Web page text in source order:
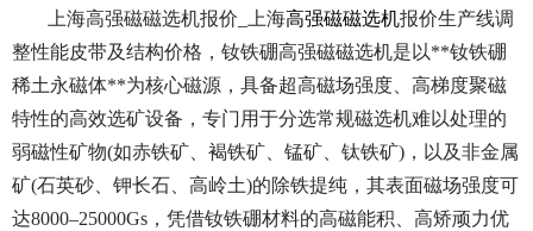
上海高强磁磁选机报价_上海高强磁磁选机报价生产线调
整性能皮带及结构价格，钕铁硼高强磁磁选机是以**钕铁硼
稀土永磁体**为核心磁源，具备超高磁场强度、高梯度聚磁
特性的高效选矿设备，专门用于分选常规磁选机难以处理的
弱磁性矿物(如赤铁矿、褐铁矿、锰矿、钛铁矿)，以及非金属
矿(石英砂、钾长石、高岭土)的除铁提纯，其表面磁场强度可
达8000–25000Gs，凭借钕铁硼材料的高磁能积、高矫顽力优